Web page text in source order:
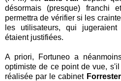
désormais (presque) franchi
permettra de vérifier si les
les utilisateurs, qui
étaient justifiées.
A priori, Fortuneo a
optimiste de ce point de vue,
réalisée par le cabinet